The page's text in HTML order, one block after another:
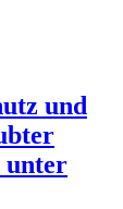
und
unter